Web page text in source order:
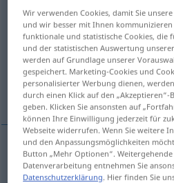
Blockadef <Blockade ;-n>
Übersicht aller
(Für mehr Details die Übersetzung
abluka, blokaj
abluka Blockade POL WIRTSCH
Wir verwenden Cookies, damit Sie
und wir besser mit Ihnen
funktionale und statistische Cookies, die
und der statistischen Auswertung
werden auf Grundlage unserer
gespeichert. Marketing-Cookies und
personalisierter Werbung dienen,
durch einen Klick auf den
geben. Klicken Sie ansonsten auf
können Ihre Einwilligung jederzeit für
Webseite widerrufen. Wenn Sie weitere
und den Anpassungsmöglichkeiten
Button „Mehr Optionen“.
Datenverarbeitung entnehmen Sie
Datenschutzerklärung. Hier finden Sie